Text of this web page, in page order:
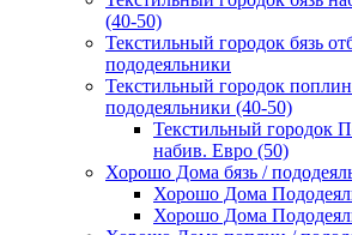
(40-50)
Текстильный городок бязь
пододеяльники
Текстильный городок
пододеяльники (40-50)
Текстильный городок
набив. Евро (50)
Хорошо Дома бязь /
Хорошо Дома
Хорошо Дома